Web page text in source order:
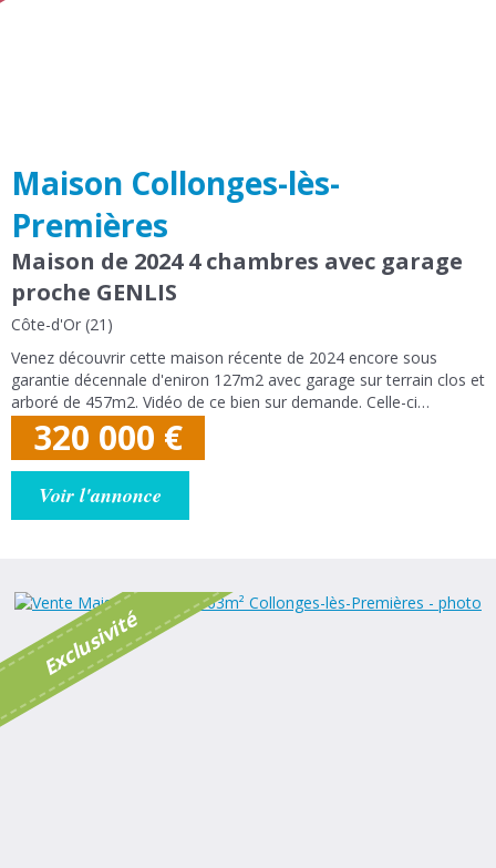
Maison Collonges-lès-
Premières
Maison de 2024 4 chambres avec garage
proche GENLIS
Côte-d'Or (21)
Venez découvrir cette maison récente de 2024 encore sous
garantie décennale d'eniron 127m2 avec garage sur terrain clos et
arboré de 457m2. Vidéo de ce bien sur demande. Celle-ci
comprend :- Au rez-de-chaussée : Entrée de 6m2, cuisine équipée
ouverte sur...
320 000 €
Voir l'annonce
E
x
c
l
u
s
i
v
i
t
é